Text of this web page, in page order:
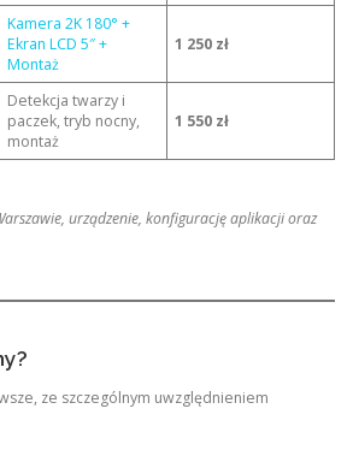
Kamera 2K 180° +
Ekran LCD 5″ +
Montaż
1 250 zł
Detekcja twarzy i
paczek, tryb nocny,
montaż
1 550 zł
urządzenie, konfigurację aplikacji oraz
ze szczególnym uwzględnieniem